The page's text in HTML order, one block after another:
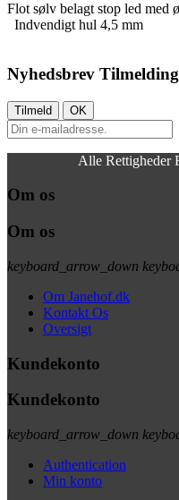
Flot sølv belagt stop led med
Indvendigt hul 4,5 mm
Nyhedsbrev Tilmelding
Alle Rettigheder
Om os
Om os
keyboard_arrow_down
Om Janehof.dk
Kontakt Os
Oversigt
Kundekonto
Kundekonto
keyboard_arrow_down
Authentication
Min konto